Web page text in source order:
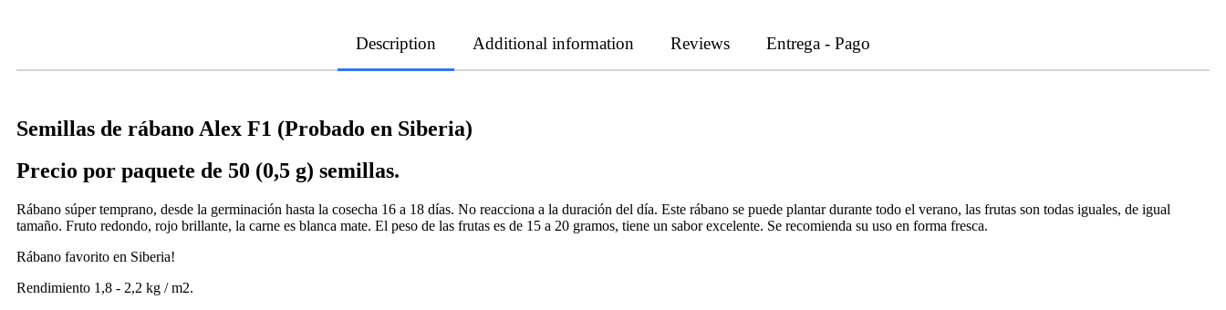
Description Additional information Reviews Entrega - Pago
Semillas de rábano Alex F1 (Probado en Siberia)
Precio por paquete de 50 (0,5 g) semillas.
Rábano súper temprano, desde la germinación hasta la cosecha 16 a 18 días. No reacciona a la duración del día. Este rábano se puede plantar durante todo el verano, las frutas son todas iguales, de igual
tamaño. Fruto redondo, rojo brillante, la carne es blanca mate. El peso de las frutas es de 15 a 20 gramos, tiene un sabor excelente. Se recomienda su uso en forma fresca.
Rábano favorito en Siberia!
Rendimiento 1,8 - 2,2 kg / m2.